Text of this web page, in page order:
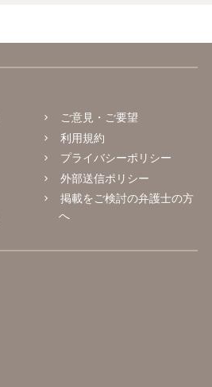
ご意見・ご要望
利用規約
プライバシーポリシー
外部送信ポリシー
掲載をご検討の弁護士の方
へ